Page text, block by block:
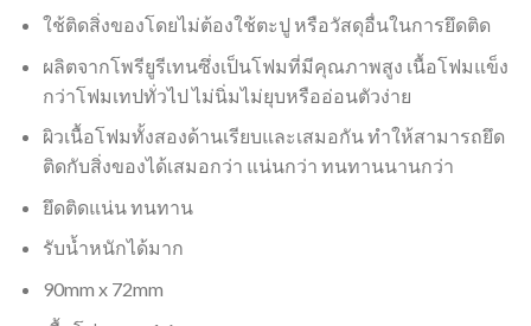
ใช้ติดสิ่งของโดยไม่ต้องใช้ตะปู หรือวัสดุอื่นในการยึดติด
ผลิตจากโพรียูรีเทนซึ่งเป็นโฟมที่มีคุณภาพสูง เนื้อโฟมแข็ง
กว่าโฟมเทปทั่วไป ไม่นิ่มไม่ยุบหรืออ่อนตัวง่าย
ผิวเนื้อโฟมทั้งสองด้านเรียบและเสมอกัน ทำให้สามารถยึด
ติดกับสิ่งของได้เสมอกว่า แน่นกว่า ทนทานนานกว่า
ยึดติดแน่น ทนทาน
รับน้ำหนักได้มาก
90mm x 72mm